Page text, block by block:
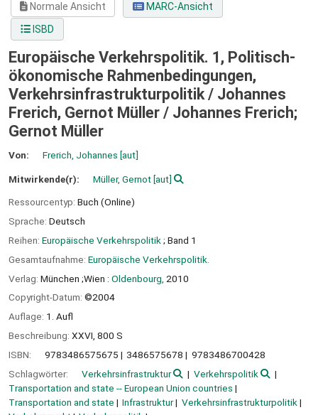
Normale Ansicht
MARC-Ansicht
ISBD
Europäische Verkehrspolitik. 1, Politisch-
ökonomische Rahmenbedingungen,
Verkehrsinfrastrukturpolitik / Johannes
Frerich, Gernot Müller / Johannes Frerich;
Gernot Müller
Von: Frerich, Johannes [aut]
Mitwirkende(r): Müller, Gernot[aut]
Ressourcentyp: Buch (Online)
Sprache: Deutsch
Reihen: Europäische Verkehrspolitik ; Band 1
Gesamtaufnahme: Europäische Verkehrspolitik.
Verlag: München ;Wien : Oldenbourg, 2010
Copyright-Datum: ©2004
Auflage: 1. Aufl
Beschreibung: XXVI, 800 S
ISBN:
9783486575675 3486575678
9783486700428
Schlagwörter:
Verkehrsinfrastruktur
Verkehrspolitik
Transportation and state -- European Union countries
Transportation and state
Infrastruktur
Verkehrsinfrastrukturpolitik